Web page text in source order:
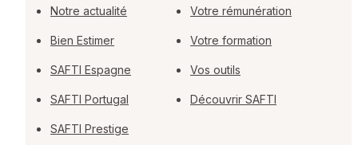
Notre actualité
Bien Estimer
SAFTI Espagne
SAFTI Portugal
SAFTI Prestige
Votre rémunération
Votre formation
Vos outils
Découvrir SAFTI